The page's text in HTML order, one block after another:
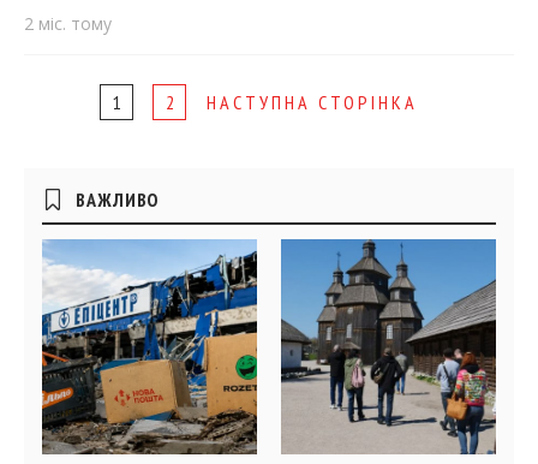
2 міс. тому
1 2 НАСТУПНА СТОРІНКА
Бічні
віджети
ВАЖЛИВО